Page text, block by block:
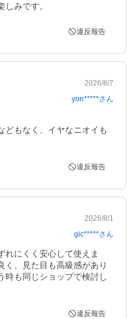
しみです。
違反報告
2026/8/7
yon*****さん
どもなく、イヤなニオイも
違反報告
2026/8/1
gic*****さん
れにくく安心して使えま
く、見た目も高級感があり
時も同じショップで検討し
違反報告